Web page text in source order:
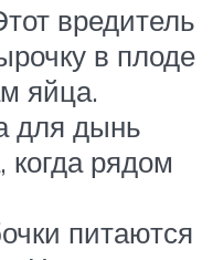
вредитель
в плоде
яйца.
для дынь
когда рядом
питаются